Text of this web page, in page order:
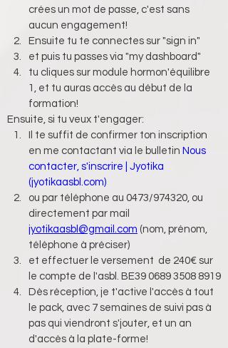
crées un mot de passe, c'est sans
aucun engagement!
Ensuite tu te connectes sur "sign in"
et puis tu passes via "my dashboard"
tu cliques sur module hormon'équilibre
1, et tu auras accès au début de la
formation!
Ensuite, si tu veux t'engager:
Il te suffit de confirmer ton inscription
en me contactant via le bulletin Nous
contacter, s'inscrire | Jyotika
(jyotikaasbl.com)
ou par téléphone au 0473/974320, ou
directement par mail
jyotikaasbl@gmail.com (nom, prénom,
téléphone à préciser)
et effectuer le versement  de 240€ sur
le compte de l'asbl. BE39 0689 3508 8919
Dès réception, je t'active l'accès à tout
le pack, avec 7 semaines de suivi pas à
pas qui viendront s'jouter, et un an
d'accès à la plate-forme!